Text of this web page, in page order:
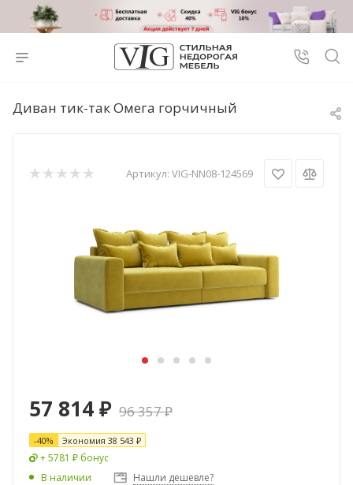
Диван тик-так Омега горчичный
Артикул: VIG-NN08-124569
57 814₽ 96 357₽
-40% Экономия 38 543 ₽
+ 5781 ₽ бонус
В наличии
Нашли дешевле?